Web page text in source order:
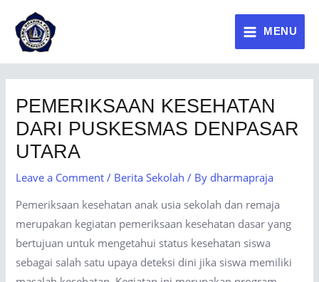
MENU
PEMERIKSAAN KESEHATAN
DARI PUSKESMAS DENPASAR
UTARA
Leave a Comment / Berita Sekolah / By dharmapraja
Pemeriksaan kesehatan anak usia sekolah dan remaja
merupakan kegiatan pemeriksaan kesehatan dasar yang
bertujuan untuk mengetahui status kesehatan siswa
sebagai salah satu upaya deteksi dini jika siswa memiliki